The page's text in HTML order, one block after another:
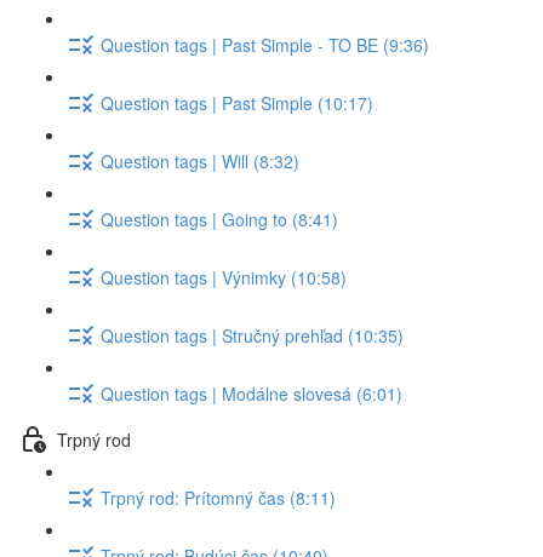
Question tags | Past Simple - TO BE (9:36)
Question tags | Past Simple (10:17)
Question tags | Will (8:32)
Question tags | Going to (8:41)
Question tags | Výnimky (10:58)
Question tags | Stručný prehľad (10:35)
Question tags | Modálne slovesá (6:01)
Trpný rod
Trpný rod: Prítomný čas (8:11)